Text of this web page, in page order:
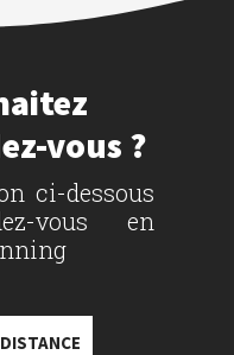
vous ?
ci-dessous
vous en